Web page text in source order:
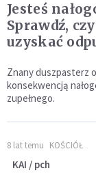
Jesteś
Sprawdź,
uzyskać
Znany duszpasterz
konsekwencją
zupełnego.
8 lat temu KOŚCIÓŁ
KAI / pch